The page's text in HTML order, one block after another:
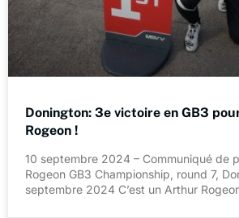
Donington: 3e victoire en GB3
Rogeon !
10 septembre 2024 – Communiqué de
Rogeon GB3 Championship, round 7,
septembre 2024 C’est un Arthur